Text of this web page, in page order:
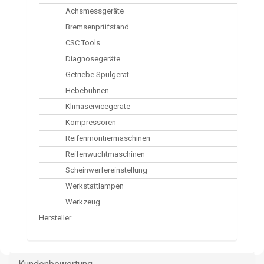
Achsmessgeräte
Bremsenprüfstand
CSC Tools
Diagnosegeräte
Getriebe Spülgerät
Hebebühnen
Klimaservicegeräte
Kompressoren
Reifenmontiermaschinen
Reifenwuchtmaschinen
Scheinwerfereinstellung
Werkstattlampen
Werkzeug
Hersteller